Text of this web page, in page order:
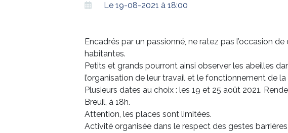
Le 19-08-2021 à 18:00
Encadrés par un passionné, ne ratez pas l’occasion
habitantes.
Petits et grands pourront ainsi observer les abeilles
l’organisation de leur travail et le fonctionnement de la
Plusieurs dates au choix : les 19 et 25 août 2021.
Breuil, à 18h.
Attention, les places sont limitées.
Activité organisée dans le respect des gestes